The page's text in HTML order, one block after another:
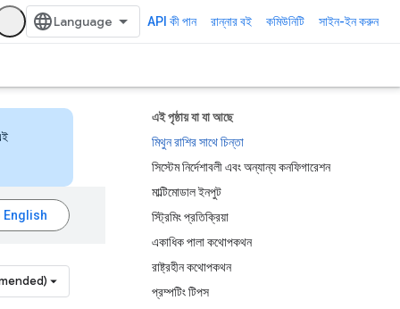
API কী পান রান্নার বই কমিউনিটি সাইন-ইন করুন
এই পৃষ্ঠায় যা যা আছে
মিথুন রাশির সাথে চিন্তা
সিস্টেম নির্দেশাবলী এবং অন্যান্য কনফিগারেশন
মাল্টিমোডাল ইনপুট
স্ট্রিমিং প্রতিক্রিয়া
একাধিক পালা কথোপকথন
রাষ্ট্রহীন কথোপকথন
প্রম্পটিং টিপস